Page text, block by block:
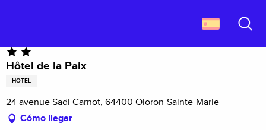
principal
Hôtel de la Paix
HOTEL
24 avenue Sadi Carnot, 64400 Oloron-Sainte-Marie
Cómo llegar